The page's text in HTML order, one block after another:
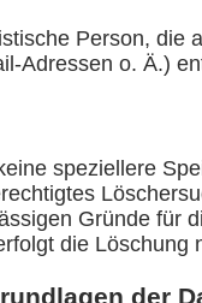
Person,
Adressen o. Ä.)
speziellere
Gründe für
die Löschung
der